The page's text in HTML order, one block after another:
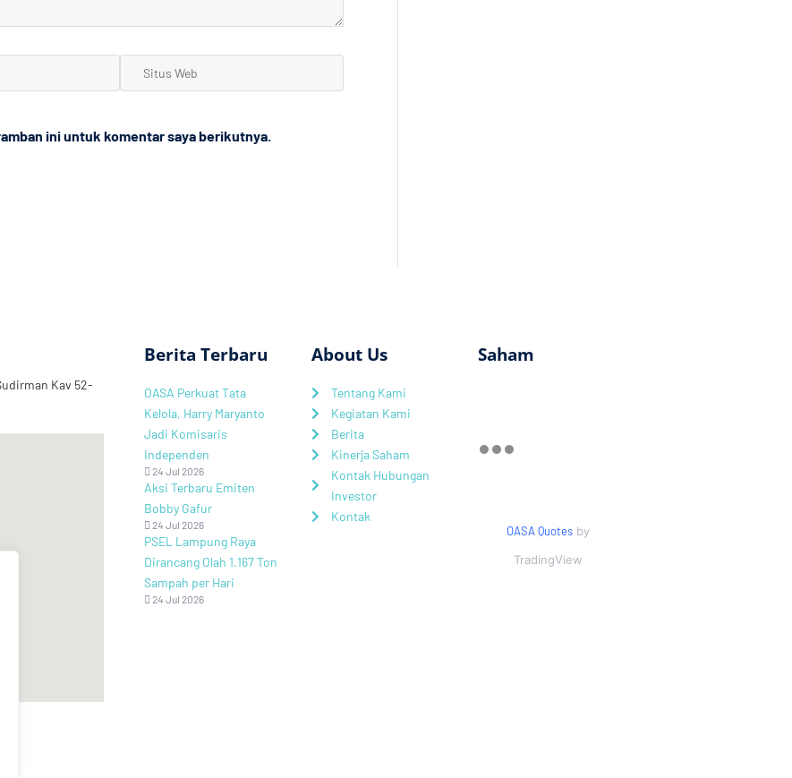
Situs
ini untuk komentar saya berikutnya.
Kav 52-
Berita Terbaru
OASA Perkuat Tata
Kelola, Harry Maryanto
Jadi Komisaris
Independen
24 Jul 2026
Aksi Terbaru Emiten
Bobby Gafur
24 Jul 2026
PSEL Lampung Raya
Dirancang Olah 1.167 Ton
Sampah per Hari
24 Jul 2026
About Us
Tentang Kami
Kegiatan Kami
Berita
Kinerja Saham
Kontak Hubungan
Investor
Kontak
Saham
OASA Quotes by
TradingView